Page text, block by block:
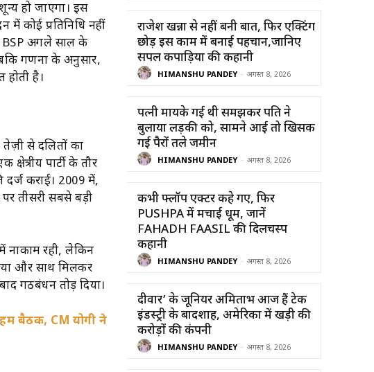
हो जाएगा। इस
कोई प्रतिनिधि नहीं
BSP अगले साल के
गणना के अनुसार,
है।
से दलितों का
पार्टी के तौर
दर्ज कराई। 2009 में,
तीसरी सबसे बड़ी
नाकाम रही, लेकिन
और साथ मिलकर
गठबंधन तोड़ दिया।
बैठक, CM योगी ने
राजेश खन्ना से नहीं बनी बात, फिर एक्टिंग
छोड़ इस काम में बनाई पहचान,जानिए
सिंपल कपाड़िया की कहानी
HIMANSHU PANDEY - अगस्त 8, 2026
पत्नी मायके गई थी समझकर पति ने
बुलाया लड़की को, सामने आई तो खिसक
गई पैरों तले जमीन
HIMANSHU PANDEY - अगस्त 8, 2026
कभी फ्लॉप एक्टर कहे गए, फिर
PUSHPA में मचाई धूम, जानें
FAHADH FAASIL की दिलचस्प
कहानी
HIMANSHU PANDEY - अगस्त 8, 2026
दीवार’ के जूनियर अमिताभ आज हैं टेक
इंडस्ट्री के बादशाह, अमेरिका में खड़ी की
करोड़ों की कंपनी
HIMANSHU PANDEY - अगस्त 8, 2026